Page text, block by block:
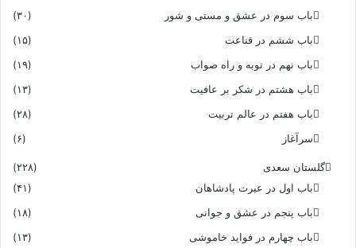
باب سوم در عشق و مستی و شور
(۳۰)
باب ششم در قناعت
(۱۵)
باب نهم در توبه و راه صواب
(۱۹)
باب هشتم در شکر بر عافیت
(۱۳)
باب هفتم در عالم تربیت
(۲۸)
سرآغاز
(۶)
گلستان سعدی
(۲۲۸)
باب اول در عبرت پادشاهان
(۴۱)
باب پنجم در عشق و جوانى
(۱۸)
باب چهارم در فواید خاموشى
(۱۳)